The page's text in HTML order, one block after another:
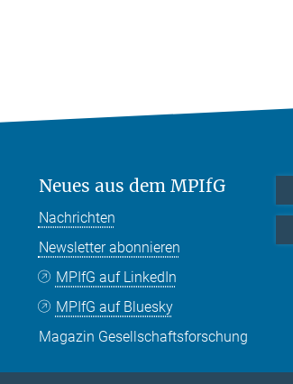
Neues aus dem MPIfG
Nachrichten
Newsletter abonnieren
MPIfG auf LinkedIn
MPIfG auf Bluesky
Magazin Gesellschaftsforschung